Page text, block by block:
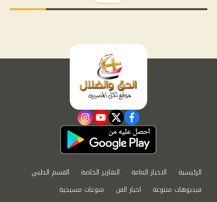
facebook
twitter
youtube
instagram
الرئيسية الاخبار العامة التقارير الخاصة
القسم الطبي
فيديوهات متنوعة
اخبار الفن
منوعات مسيحية